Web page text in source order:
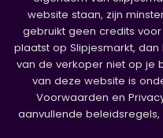
website staan, zijn
gebruikt geen credits
plaatst op Slipjesmarkt,
van de verkoper niet op je
van deze website is
Voorwaarden en
aanvullende